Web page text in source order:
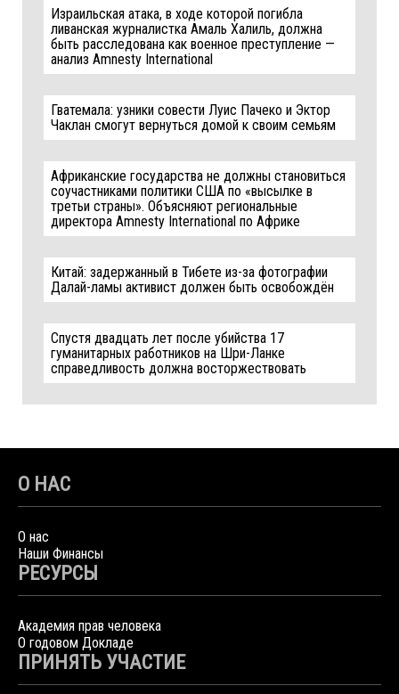
Израильская атака, в ходе которой погибла
ливанская журналистка Амаль Халиль, должна
быть расследована как военное преступление —
анализ Amnesty International
Гватемала: узники совести Луис Пачеко и Эктор
Чаклан смогут вернуться домой к своим семьям
Африканские государства не должны становиться
соучастниками политики США по «высылке в
третьи страны». Объясняют региональные
директора Amnesty International по Африке
Китай: задержанный в Тибете из-за фотографии
Далай-ламы активист должен быть освобождён
Спустя двадцать лет после убийства 17
гуманитарных работников на Шри-Ланке
справедливость должна восторжествовать
О НАС
О нас
Наши Финансы
РЕСУРСЫ
Академия прав человека
О годовом Докладе
ПРИНЯТЬ УЧАСТИЕ